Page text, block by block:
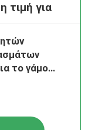
τιμή για
το γάμο